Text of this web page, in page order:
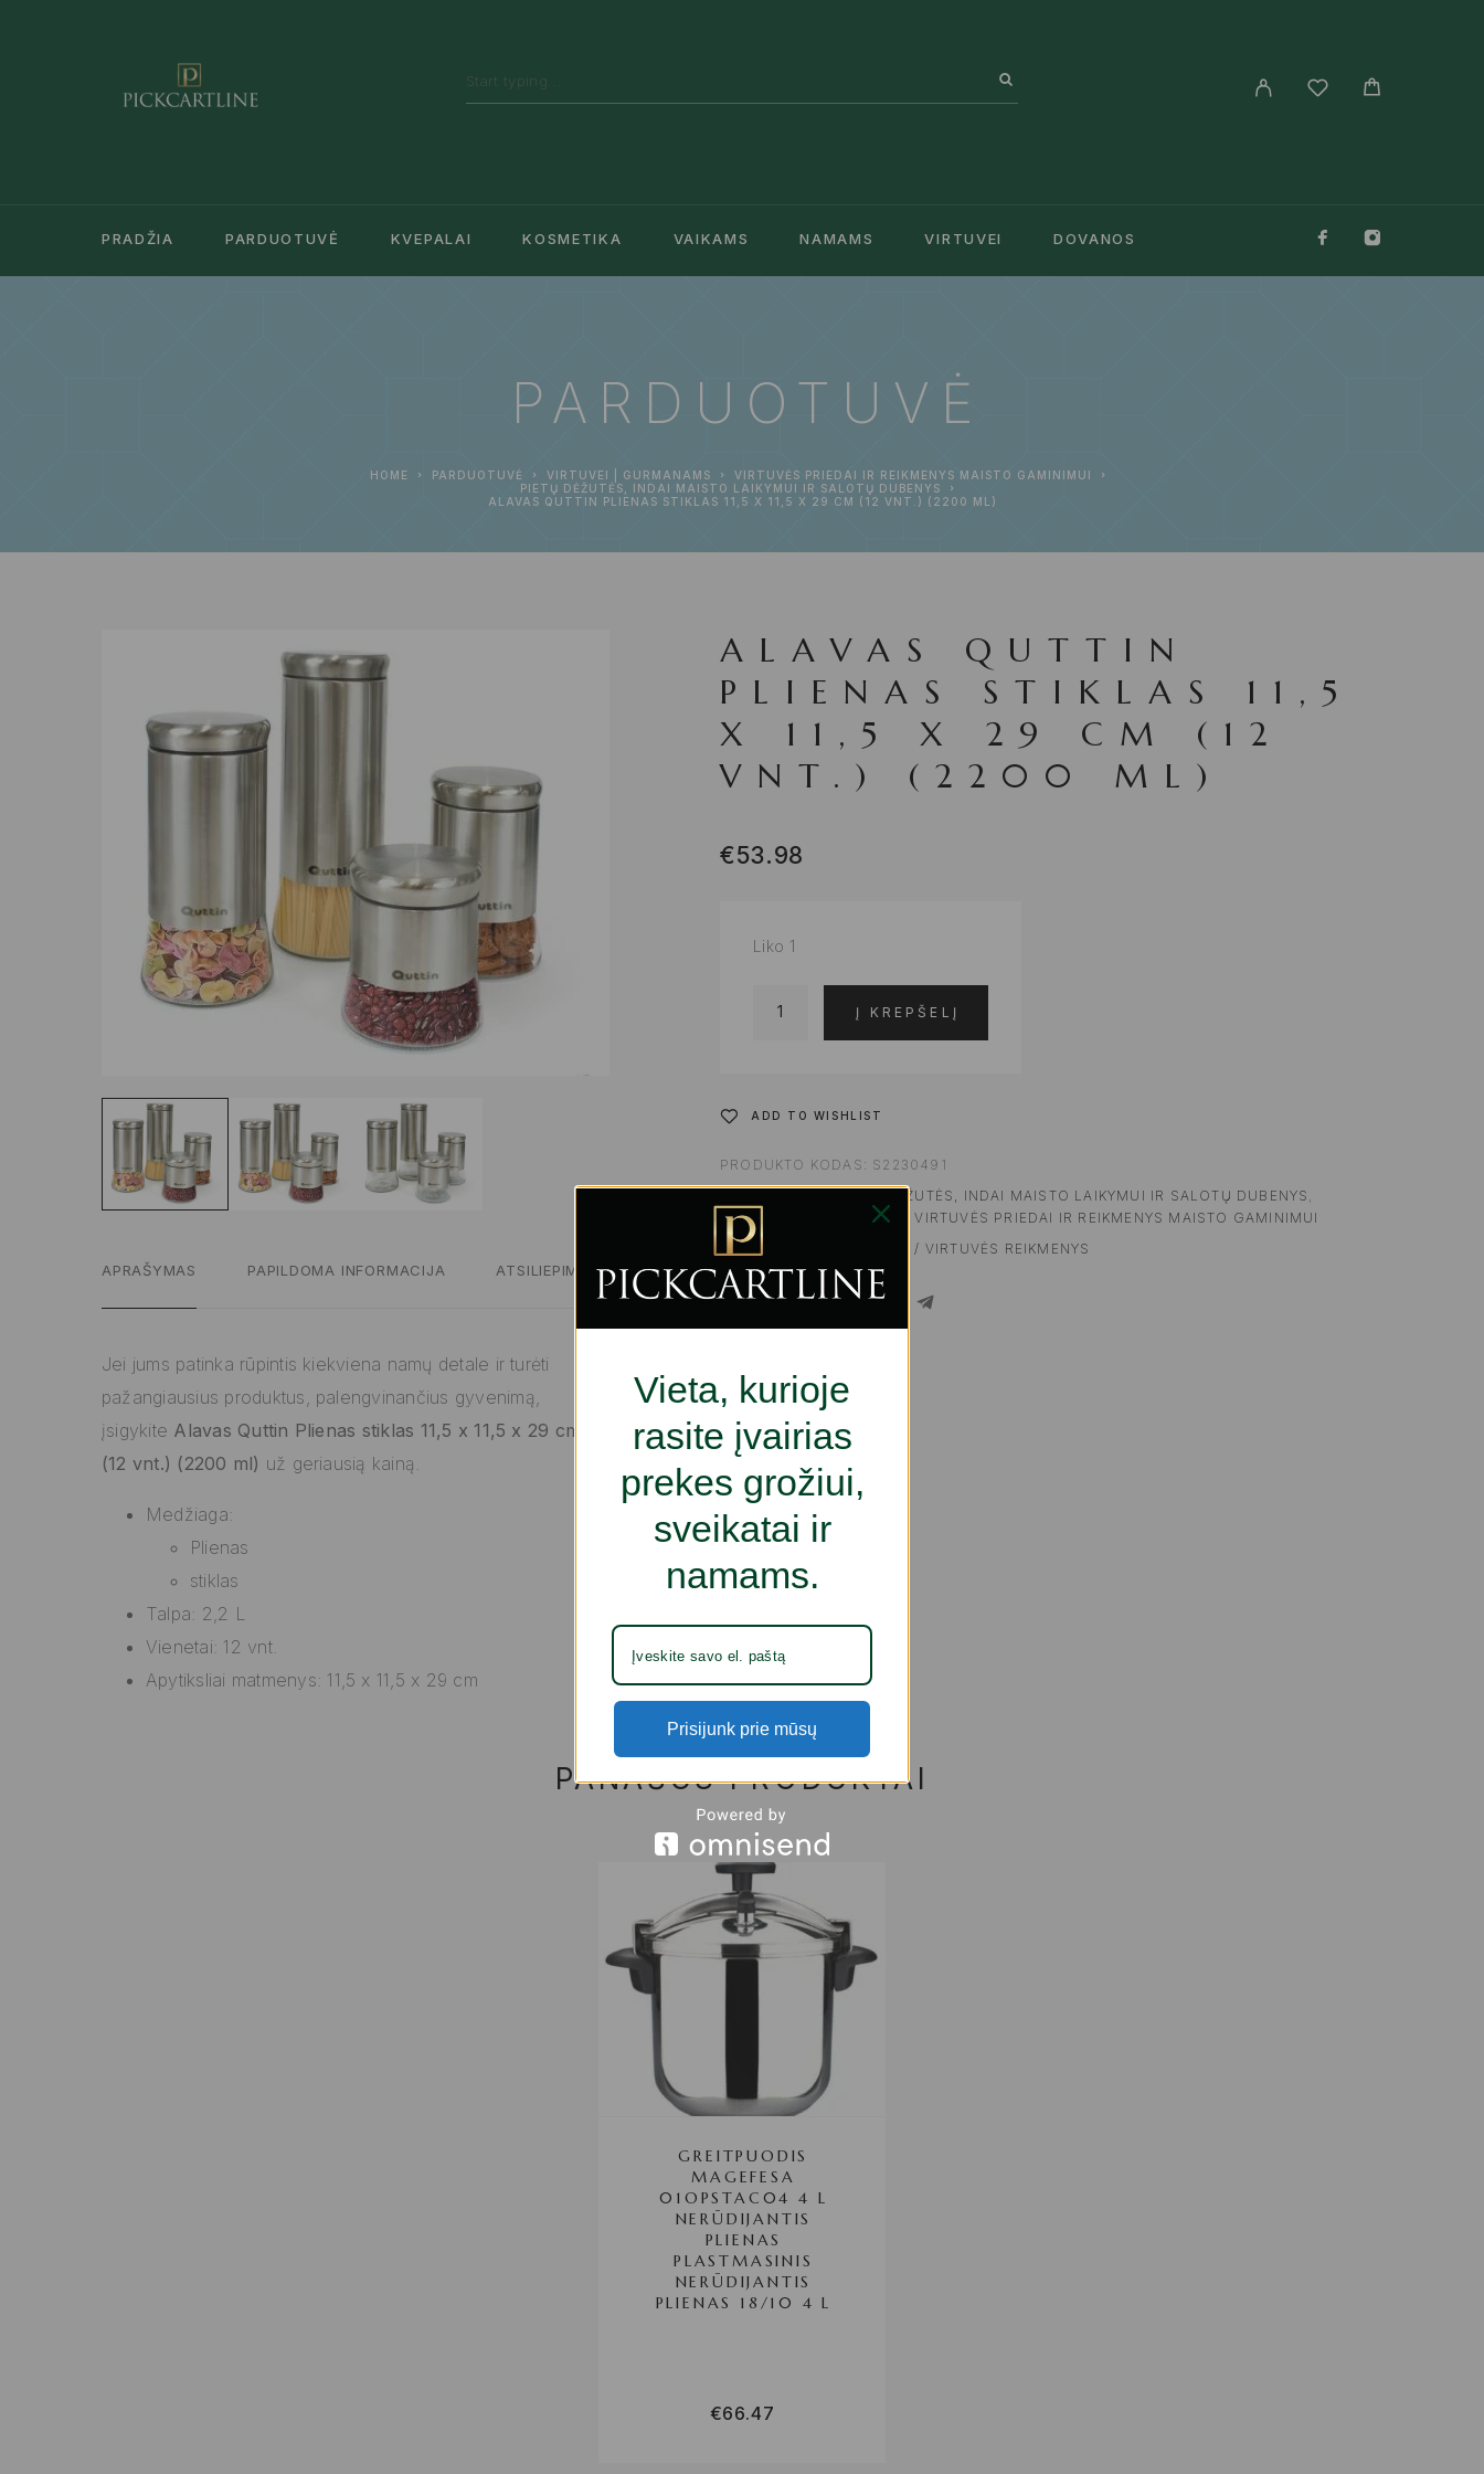
PRADŽIA PARDUOTUVĖ KVEPALAI KOSMETIKA VAIKAMS NAMAMS VIRTUVEI DOVANOS
PARDUOTUVĖ
HOME PARDUOTUVĖ VIRTUVEI | GURMANAMS
VIRTUVĖS PRIEDAI IR REIKMENYS MAISTO GAMINIMUI
PIETŲ DĖŽUTĖS, INDAI MAISTO LAIKYMUI IR SALOTŲ DUBENYS
ALAVAS QUTTIN PLIENAS STIKLAS 11,5 X 11,5 X 29 CM (12 VNT.) (2200 ML)
APRAŠYMAS PAPILDOMA INFORMACIJA ATSILIEPIMAI
Jei jums patinka rūpintis kiekviena namų detale ir turėti
pažangiausius produktus, palengvinančius gyvenimą,
įsigykite Alavas Quttin Plienas stiklas 11,5 x 11,5 x 29 cm
(12 vnt.) (2200 ml) už geriausią kainą.
Medžiaga:
Plienas
stiklas
Talpa: 2,2 L
Vienetai: 12 vnt.
Apytiksliai matmenys: 11,5 x 11,5 x 29 cm
ALAVAS QUTTIN
PLIENAS STIKLAS 11,5
X 11,5 X 29 CM (12
VNT.) (2200 ML)
€53.98
Liko 1
Į KREPŠELĮ
ADD TO WISHLIST
PRODUKTO KODAS: S2230491
PIETŲ DĖŽUTĖS, INDAI MAISTO LAIKYMUI IR SALOTŲ DUBENYS
VIRTUVEI | GURMANAMS
,VIRTUVĖS PRIEDAI IR REIKMENYS MAISTO GAMINIMUI
ŽYMA:
VIRTUVĖS ŠEFAMS / VIRTUVĖS REIKMENYS
SHARE
PANAŠŪS PRODUKTAI
GREITPUODIS
MAGEFESA
01OPSTAC04 4 L
NERŪDIJANTIS
PLIENAS
PLASTMASINIS
NERŪDIJANTIS
PLIENAS 18/10 4 L
€66.47
Vieta, kurioje
rasite įvairias
prekes grožiui,
sveikatai ir
namams.
Prisijunk prie mūsų